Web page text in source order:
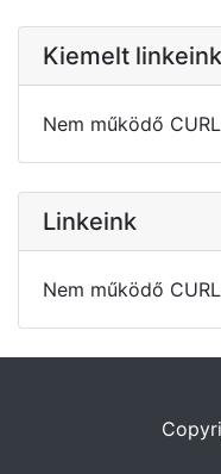
Kiemelt linkeink
Nem működő
Linkeink
Nem működő